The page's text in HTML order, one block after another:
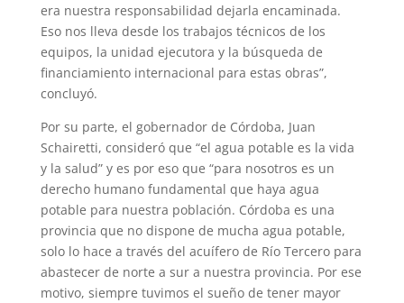
era nuestra responsabilidad dejarla encaminada.
Eso nos lleva desde los trabajos técnicos de los
equipos, la unidad ejecutora y la búsqueda de
financiamiento internacional para estas obras”,
concluyó.
Por su parte, el gobernador de Córdoba, Juan
Schairetti, consideró que “el agua potable es la vida
y la salud” y es por eso que “para nosotros es un
derecho humano fundamental que haya agua
potable para nuestra población. Córdoba es una
provincia que no dispone de mucha agua potable,
solo lo hace a través del acuífero de Río Tercero para
abastecer de norte a sur a nuestra provincia. Por ese
motivo, siempre tuvimos el sueño de tener mayor